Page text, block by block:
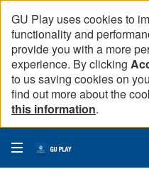
GU Play uses cookies to
functionality and
provide you with a more
experience. By clicking
to us saving cookies on
find out more about the
this information.